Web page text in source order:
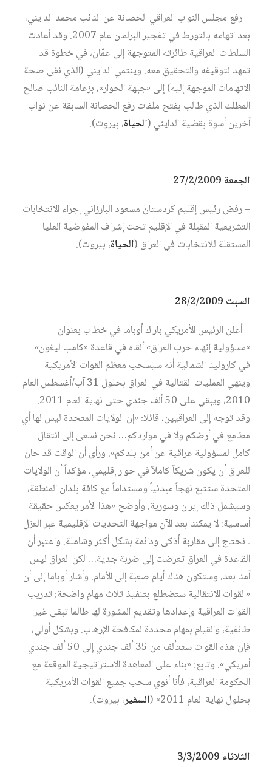
– رفع مجلس النواب العراقي الحصانة عن النائب محمد الدايني،
بعد اتهامه بالتورط في تفجير البرلمان عام 2007. وقد أعادت
السلطات العراقية طائرته المتوجهة إلى عمّان، في خطوة قد
تمهد لتوقيفه والتحقيق معه. وينتمي الدايني (الذي نفى صحة
الاتهامات الموجهة إليه) إلى «جبهة الحوار»، بزعامة النائب صالح
المطلك الذي طالب بفتح ملفات رفع الحصانة السابقة عن نواب
آخرين أسوة بقضية الدايني (الحياة، بيروت).
الجمعة 27/2/2009
– رفض رئيس إقليم كردستان مسعود البارزاني إجراء الانتخابات
التشريعية المقبلة في الإقليم تحت إشراف المفوضية العليا
المستقلة للانتخابات في العراق (الحياة، بيروت).
السبت 28/2/2009
–أعلن الرئيس الأمريكي باراك أوباما في خطاب بعنوان
»مسؤولية إنهاء حرب العراق» ألقاه في قاعدة «كامب ليغون»
في كارولينا الشمالية أنه سيسحب معظم القوات الأمريكية
وينهي العمليات القتالية في العراق بحلول 31 آب/أغسطس العام
2010، ويبقي على 50 ألف جندي حتى نهاية العام 2011.
وقد توجه إلى العراقيين، قائلا: «إن الولايات المتحدة ليس لها أي
مطامع في أرضكم ولا في مواردكم… نحن نسعى إلى انتقال
كامل لمسؤولية عراقية عن أمن بلدكم». ورأى أن الوقت قد حان
للعراق أن يكون شريكاً كاملاً في حوار إقليمي، مؤكداً أن الولايات
المتحدة ستتبع نهجاً مبدئياً ومستداماً مع كافة بلدان المنطقة،
وسيشمل ذلك إيران وسورية. وأوضح «هذا الأمر يعكس حقيقة
أساسية: لا يمكننا بعد الآن مواجهة التحديات الإقليمية عبر العزل
ـ نحتاج إلى مقاربة أذكى ودائمة بشكل أكثر وشاملة. واعتبر أن
القاعدة في العراق تعرضت إلى ضربة جدية… لكن العراق ليس
آمنا بعد، وستكون هناك أيام صعبة إلى الأمام. وأشار أوباما إلى أن
«القوات الانتقالية ستضطلع بتنفيذ ثلاث مهام واضحة: تدريب
القوات العراقية وإعدادها وتقديم المشورة لها طالما تبقى غير
طائفية، والقيام بمهام محددة لمكافحة الإرهاب. وبشكل أولي،
فإن هذه القوات ستتألف من 35 ألف جندي إلى 50 ألف جندي
أمريكي». وتابع: «بناء على المعاهدة الاستراتيجية الموقعة مع
الحكومة العراقية، فأنا أنوي سحب جميع القوات الأمريكية
بحلول نهاية العام 2011» (
السفير، بيروت).
الثلاثاء 3/3/2009